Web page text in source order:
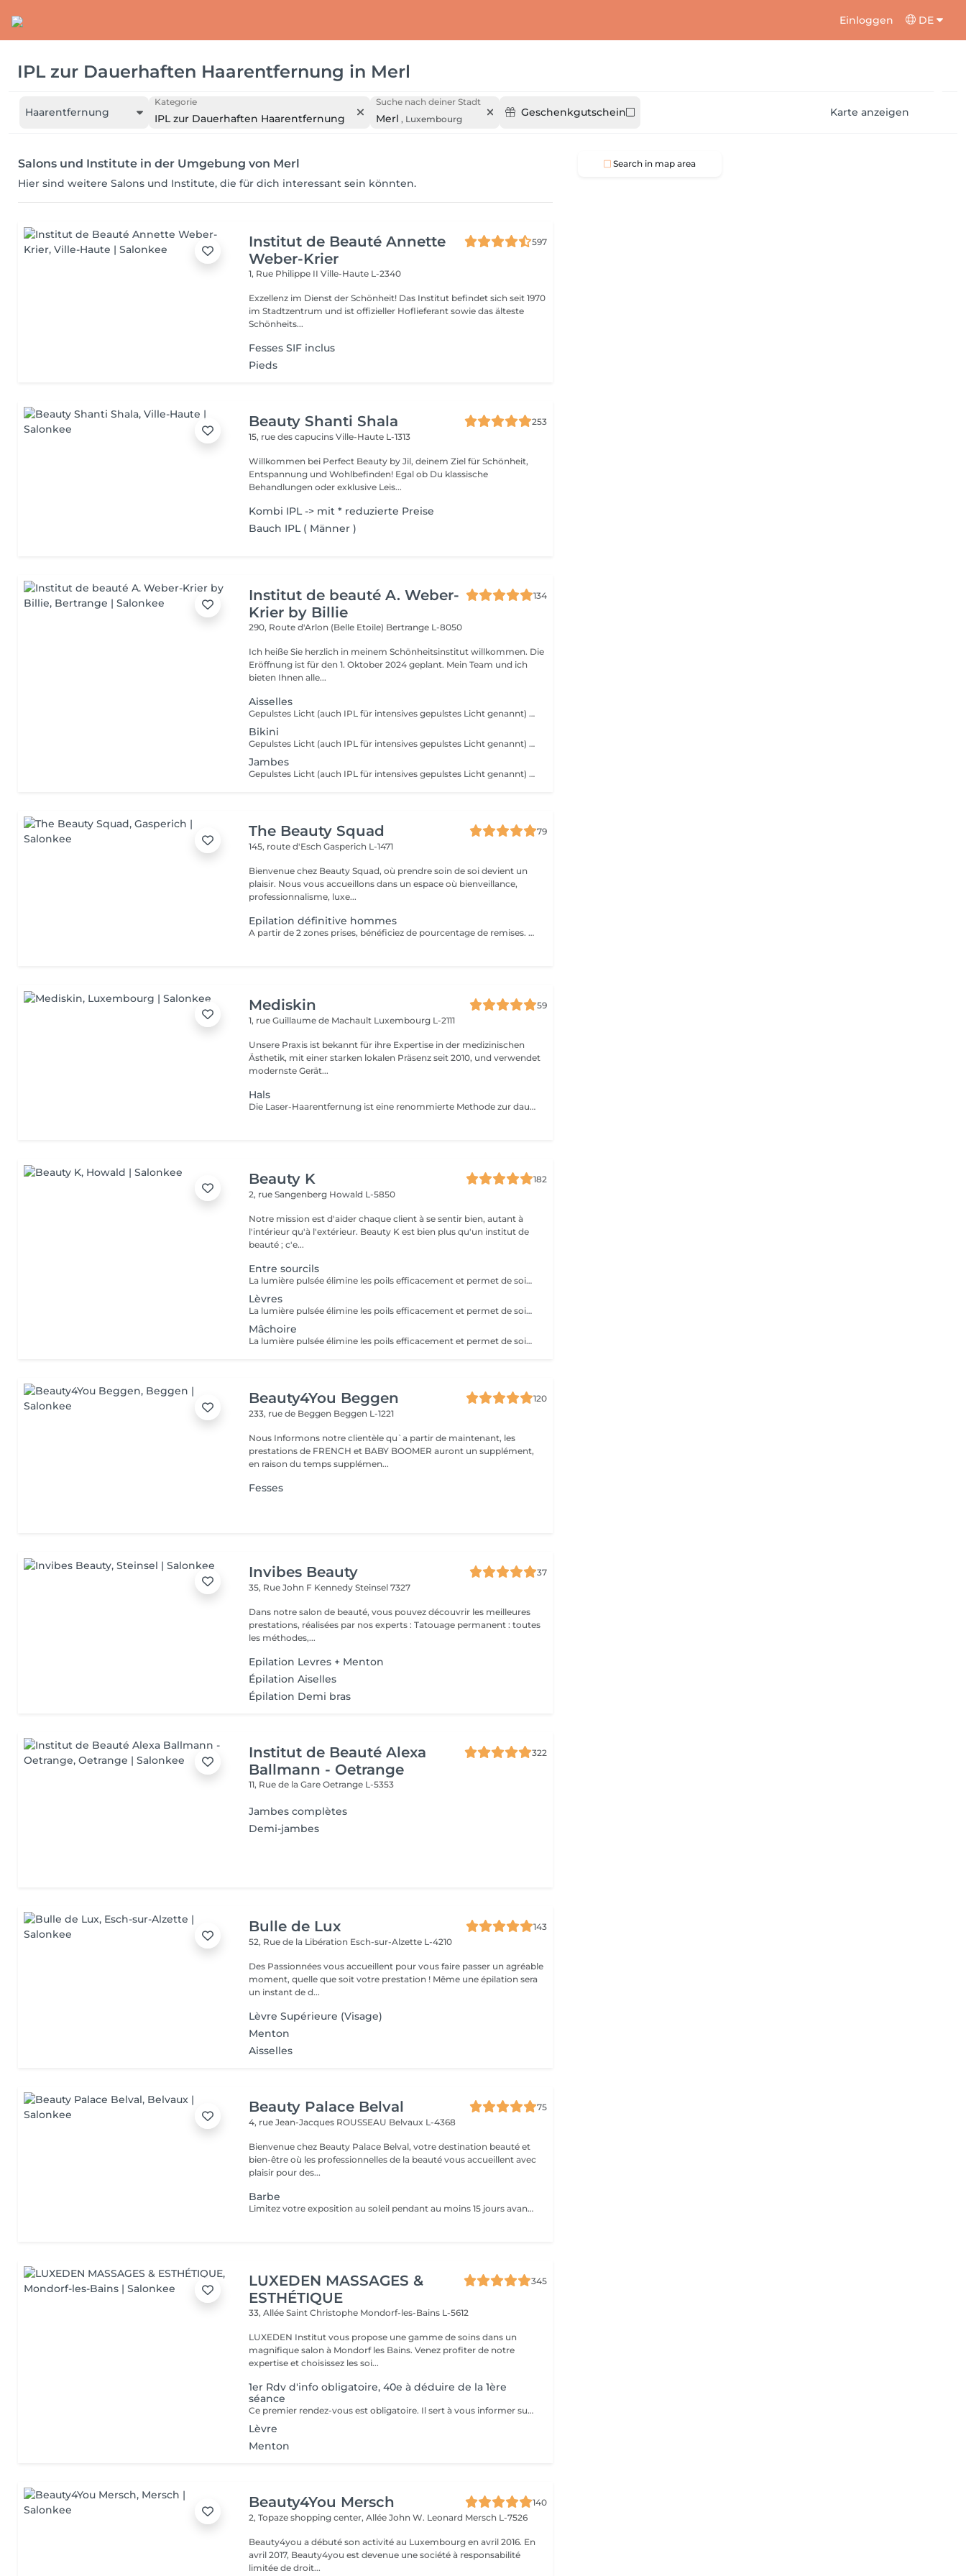
Einloggen DE
IPL zur Dauerhaften Haarentfernung in Merl
Haarentfernung
Kategorie
IPL zur Dauerhaften Haarentfernung
Suche nach deiner Stadt
Merl , Luxembourg
Geschenkgutschein Karte anzeigen
Salons und Institute in der Umgebung von Merl
Hier sind weitere Salons und Institute, die für dich interessant sein könnten.
Institut de Beauté Annette
Weber-Krier
597
1, Rue Philippe IIVille-Haute L-2340
Exzellenz im Dienst der Schönheit! Das Institut befindet sich seit 1970
im Stadtzentrum und ist offizieller Hoflieferant sowie das älteste
Schönheits...
Fesses SIF inclus
Pieds
Beauty Shanti Shala
253
15, rue des capucinsVille-Haute L-1313
Willkommen bei Perfect Beauty by Jil, deinem Ziel für Schönheit,
Entspannung und Wohlbefinden! Egal ob Du klassische
Behandlungen oder exklusive Leis...
Kombi IPL -> mit * reduzierte Preise
Bauch IPL ( Männer )
Institut de beauté A. Weber-
Krier by Billie
134
290, Route d'Arlon (Belle Etoile) Bertrange L-8050
Ich heiße Sie herzlich in meinem Schönheitsinstitut willkommen. Die
Eröffnung ist für den 1. Oktober 2024 geplant. Mein Team und ich
bieten Ihnen alle...
Aisselles
Gepulstes Licht (auch IPL für intensives gepulstes Licht genannt) wirkt auf das Haar, indem es ein Licht sendet, das vom schwarzen Pigment des Haares absorbiert wird. Lokal gepulstes Licht wird zu Wärme. Es ist diese thermische Reaktion an der Haarwurzel (der Zwiebel), die das Nachwachsen verändert und verlangsamt. Ab den ersten Sitzungen fallen die Haare aus und wachsen immer weniger nach.
Bikini
Gepulstes Licht (auch IPL für intensives gepulstes Licht genannt) wirkt auf das Haar, indem es ein Licht sendet, das vom schwarzen Pigment des Haares absorbiert wird. Lokal gepulstes Licht wird zu Wärme. Es ist diese thermische Reaktion an der Haarwurzel (der Zwiebel), die das Nachwachsen verändert und verlangsamt. Ab den ersten Sitzungen fallen die Haare aus und wachsen immer weniger nach.
Jambes
Gepulstes Licht (auch IPL für intensives gepulstes Licht genannt) wirkt auf das Haar, indem es ein Licht sendet, das vom schwarzen Pigment des Haares absorbiert wird. Lokal gepulstes Licht wird zu Wärme. Es ist diese thermische Reaktion an der Haarwurzel (der Zwiebel), die das Nachwachsen verändert und verlangsamt. Ab den ersten Sitzungen fallen die Haare aus und wachsen immer weniger nach.
The Beauty Squad
79
145, route d'EschGasperich L-1471
Bienvenue chez Beauty Squad, où prendre soin de soi devient un
plaisir. Nous vous accueillons dans un espace où bienveillance,
professionnalisme, luxe...
Epilation définitive hommes
A partir de 2 zones prises, bénéficiez de pourcentage de remises. Plus d'informations durant votre rendez-vous d'information
Mediskin
59
1, rue Guillaume de Machault Luxembourg L-2111
Unsere Praxis ist bekannt für ihre Expertise in der medizinischen
Ästhetik, mit einer starken lokalen Präsenz seit 2010, und verwendet
modernste Gerät...
Hals
Die Laser-Haarentfernung ist eine renommierte Methode zur dauerhaften Entfernung unerwünschter Haare. In der Mediskin-Klinik stehen je nach Ihrem Fototyp drei Arten von Geräten zur Verfügung: Alexandrit, Nd-Yag und Diode. Während Ihrer ersten Sitzung führen wir eine Bewertung durch, um Ihre Ziele basierend auf Ihrem Haut- und Haartyp festzulegen.
Beauty K
182
2, rue Sangenberg Howald L-5850
Notre mission est d'aider chaque client à se sentir bien, autant à
l'intérieur qu'à l'extérieur. Beauty K est bien plus qu'un institut de
beauté ; c'e...
Entre sourcils
La lumière pulsée élimine les poils efficacement et permet de soigner les boutons de poils incarnés. ATTENTION - Ne pas mettre de crème et/ou de parfum sur la zone à épiler - Ne pas être sous traitement médicamenteux photo sensibilisant au moment de l'épilation
Lèvres
La lumière pulsée élimine les poils efficacement et permet de soigner les boutons de poils incarnés. ATTENTION - Ne pas mettre de crème et/ou de parfum sur la zone à épiler - Ne pas être sous traitement médicamenteux photo sensibilisant au moment de l'épilation
Mâchoire
La lumière pulsée élimine les poils efficacement et permet de soigner les boutons de poils incarnés. ATTENTION - Ne pas mettre de crème et/ou de parfum sur la zone à épiler - Ne pas être sous traitement médicamenteux photo sensibilisant au moment de l'épilation
Beauty4You Beggen
120
233, rue de Beggen Beggen L-1221
Nous Informons notre clientèle qu`a partir de maintenant, les
prestations de FRENCH et BABY BOOMER auront un supplément,
en raison du temps supplémen...
Fesses
Invibes Beauty
37
35, Rue John F KennedySteinsel 7327
Dans notre salon de beauté, vous pouvez découvrir les meilleures
prestations, réalisées par nos experts : Tatouage permanent : toutes
les méthodes,...
Epilation Levres + Menton
Épilation Aiselles
Épilation Demi bras
Institut de Beauté Alexa
Ballmann - Oetrange
322
11, Rue de la GareOetrange L-5353
Jambes complètes
Demi-jambes
Bulle de Lux
143
52, Rue de la Libération Esch-sur-Alzette L-4210
Des Passionnées vous accueillent pour vous faire passer un agréable
moment, quelle que soit votre prestation ! Même une épilation sera
un instant de d...
Lèvre Supérieure (Visage)
Menton
Aisselles
Beauty Palace Belval
75
4, rue Jean-Jacques ROUSSEAU Belvaux L-4368
Bienvenue chez Beauty Palace Belval, votre destination beauté et
bien-être où les professionnelles de la beauté vous accueillent avec
plaisir pour des...
Barbe
Limitez votre exposition au soleil pendant au moins 15 jours avant votre séance d'épilation au laser pour protéger votre peau et optimiser les résultats. Rasez la zone à traiter 48 heures avant la séance. Cette étape permet au laser de cibler efficacement la racine du poil sans brûler les poils en surface. Certaines substances, comme l'isotrétinoïne (à éviter pendant 6 mois), les antibiotiques (à éviter 1 semaine) et les médicaments augmentant la sensibilité à la lumière, peuvent rendre votre peau plus réactive au laser. Assurez-vous d'en parler à votre praticien. Évitez l'utilisation d'auto-bronzants ou de crèmes bronzantes avant le traitement pour garantir une efficacité maximale et une sécurité optimale.
LUXEDEN MASSAGES &
ESTHÉTIQUE
345
33, Allée Saint Christophe Mondorf-les-Bains L-5612
LUXEDEN Institut vous propose une gamme de soins dans un
magnifique salon à Mondorf les Bains. Venez profiter de notre
expertise et choisissez les soi...
1er Rdv d'info obligatoire, 40e à déduire de la 1ère
séance
Ce premier rendez-vous est obligatoire. Il sert à vous informer sur la technique, le traitement, les contre-indications,... Nous vous informons lors de ce rendez-vous ce qu'il faut faire avant, pendant et après le traitement. Un formulaire d'informations et de consentement sera établit.
Lèvre
Menton
Beauty4You Mersch
140
2, Topaze shopping center, Allée John W. Leonard Mersch L-7526
Beauty4you a débuté son activité au Luxembourg en avril 2016. En
avril 2017, Beauty4you est devenue une société à responsabilité
limitée de droit...
Search in map area